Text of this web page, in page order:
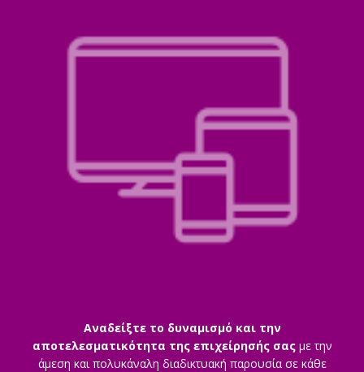
Αναδείξτε το δυναμισμό και την
αποτελεσματικότητα της επιχείρησής σαςμε την
άμεση και πολυκάναλη διαδικτυακή παρουσία σε κάθε